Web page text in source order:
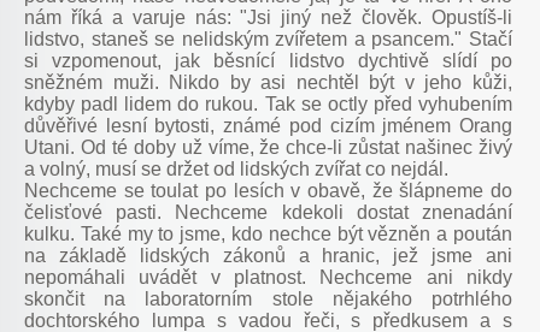
nám říká a varuje nás: "Jsi jiný než člověk. Opustíš-li
lidstvo, staneš se nelidským zvířetem a psancem." Stačí
si vzpomenout, jak běsnící lidstvo dychtivě slídí po
sněžném muži. Nikdo by asi nechtěl být v jeho kůži,
kdyby padl lidem do rukou. Tak se octly před vyhubením
důvěřivé lesní bytosti, známé pod cizím jménem Orang
Utani. Od té doby už víme, že chce-li zůstat našinec živý
a volný, musí se držet od lidských zvířat co nejdál.
Nechceme se toulat po lesích v obavě, že šlápneme do
čelisťové pasti. Nechceme kdekoli dostat znenadání
kulku. Také my to jsme, kdo nechce být vězněn a poután
na základě lidských zákonů a hranic, jež jsme ani
nepomáhali uvádět v platnost. Nechceme ani nikdy
skončit na laboratorním stole nějakého potrhlého
dochtorského lumpa s vadou řeči, s předkusem a s